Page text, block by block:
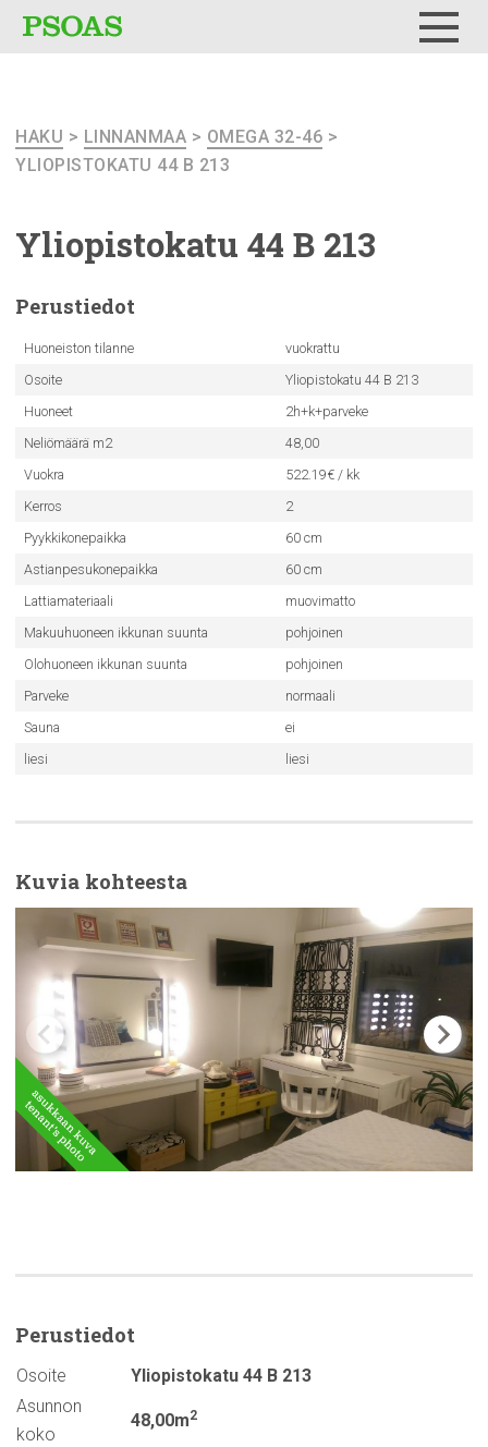
HAKU > LINNANMAA > OMEGA 32-46 >
YLIOPISTOKATU 44 B 213
Yliopistokatu 44 B 213
Perustiedot
Huoneiston tilanne
vuokrattu
Osoite
Yliopistokatu 44 B 213
Huoneet
2h+k+parveke
Neliömäärä m2
48,00
Vuokra
522.19€ / kk
Kerros
2
Pyykkikonepaikka
60 cm
Astianpesukonepaikka
60 cm
Lattiamateriaali
muovimatto
Makuuhuoneen ikkunan suunta
pohjoinen
Olohuoneen ikkunan suunta
pohjoinen
Parveke
normaali
Sauna
ei
liesi
liesi
Kuvia kohteesta
Perustiedot
Osoite
Yliopistokatu 44 B 213
Asunnon
koko
48,00m2